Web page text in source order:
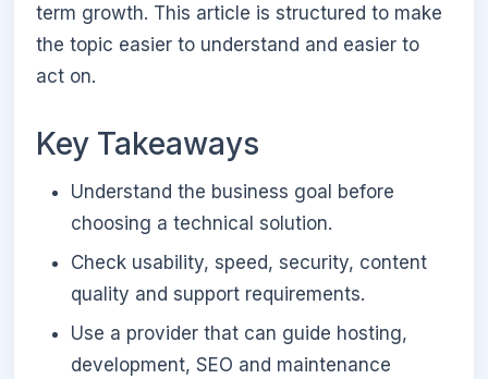
term growth. This article is structured to make
the topic easier to understand and easier to
act on.
Key Takeaways
Understand the business goal before
choosing a technical solution.
Check usability, speed, security, content
quality and support requirements.
Use a provider that can guide hosting,
development, SEO and maintenance